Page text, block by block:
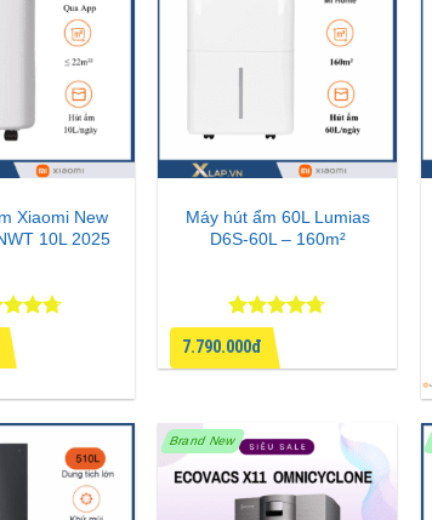
Xiaomi New
10L 2025
xếp
4.67
Máy hút ẩm 60L Lumias
D6S-60L – 160m²
Được xếp
hạng4.67
5 sao
7.790.000đ
Brand New